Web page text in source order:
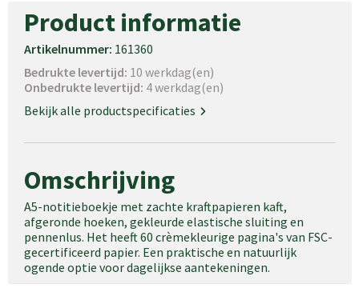
Product informatie
Artikelnummer: 161360
Bedrukte levertijd: 10 werkdag(en)
Onbedrukte levertijd: 4 werkdag(en)
Bekijk alle productspecificaties
Omschrijving
A5-notitieboekje met zachte kraftpapieren kaft,
afgeronde hoeken, gekleurde elastische sluiting en
pennenlus. Het heeft 60 crèmekleurige pagina's van FSC-
gecertificeerd papier. Een praktische en natuurlijk
ogende optie voor dagelijkse aantekeningen.